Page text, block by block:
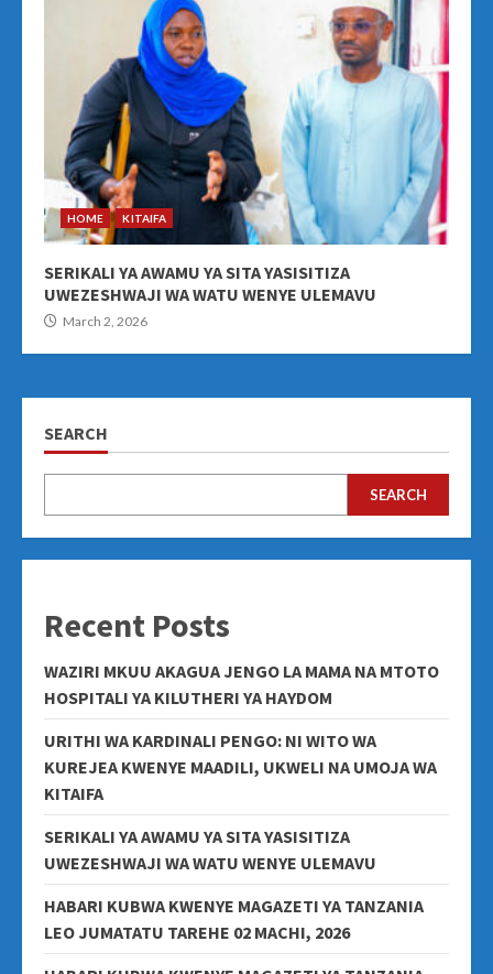
HOME KITAIFA
SERIKALI YA AWAMU YA SITA YASISITIZA
UWEZESHWAJI WA WATU WENYE ULEMAVU
March 2, 2026
SEARCH
SEARCH
Recent Posts
WAZIRI MKUU AKAGUA JENGO LA MAMA NA MTOTO
HOSPITALI YA KILUTHERI YA HAYDOM
URITHI WA KARDINALI PENGO: NI WITO WA
KUREJEA KWENYE MAADILI, UKWELI NA UMOJA WA
KITAIFA
SERIKALI YA AWAMU YA SITA YASISITIZA
UWEZESHWAJI WA WATU WENYE ULEMAVU
HABARI KUBWA KWENYE MAGAZETI YA TANZANIA
LEO JUMATATU TAREHE 02 MACHI, 2026